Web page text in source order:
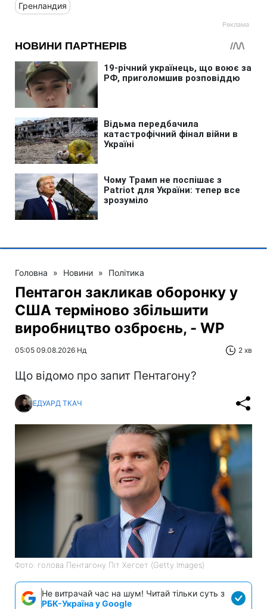
Гренландия
Головна » Новини » Політика
Пентагон закликав оборонку у
США терміново збільшити
виробництво озброєнь, - WP
05:05 09.08.2026 Нд 2 хв
Що відомо про запит Пентагону?
ЕДУАРД ТКАЧ
Фото: голова Пентагону Піт Хегсет (Getty Images)
Не витрачай час на шум! Читай тільки суть з
РБК-Україна у Google